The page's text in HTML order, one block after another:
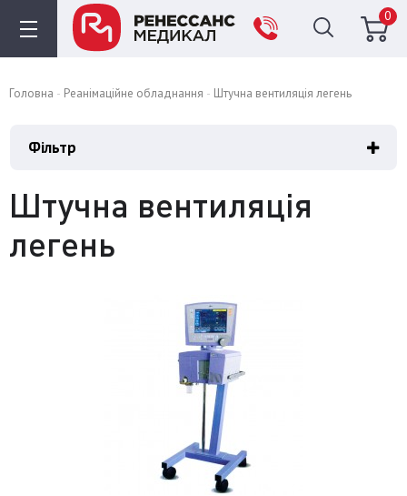
0
Головна Реанімаційне обладнання Штучна вентиляція легень
Фільтр
Штучна вентиляція
легень